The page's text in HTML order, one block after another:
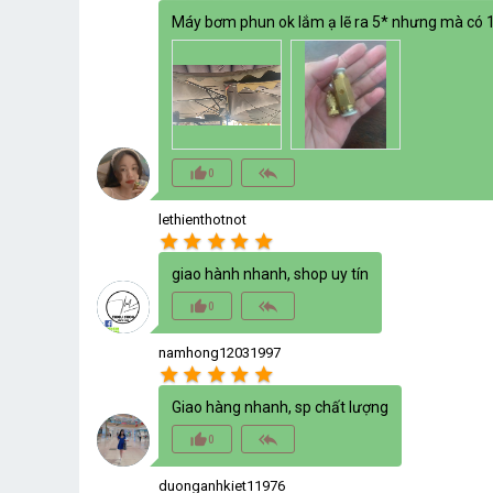
Máy bơm phun ok lắm ạ lẽ ra 5* nhưng mà có
thumb_up_alt0 reply_all
lethienthotnot
star star star star star
giao hành nhanh, shop uy tín
thumb_up_alt0 reply_all
namhong12031997
star star star star star
Giao hàng nhanh, sp chất lượng
thumb_up_alt0 reply_all
duonganhkiet11976